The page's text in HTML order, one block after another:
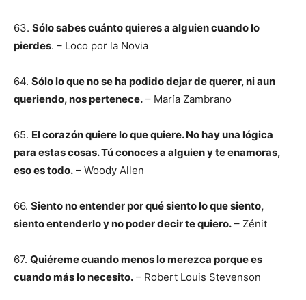
63. Sólo sabes cuánto quieres a alguien cuando lo
pierdes. – Loco por la Novia
64. Sólo lo que no se ha podido dejar de querer, ni aun
queriendo, nos pertenece. – María Zambrano
65. El corazón quiere lo que quiere. No hay una lógica
para estas cosas. Tú conoces a alguien y te enamoras,
eso es todo. – Woody Allen
66. Siento no entender por qué siento lo que siento,
siento entenderlo y no poder decir te quiero. – Zénit
67. Quiéreme cuando menos lo merezca porque es
cuando más lo necesito. – Robert Louis Stevenson